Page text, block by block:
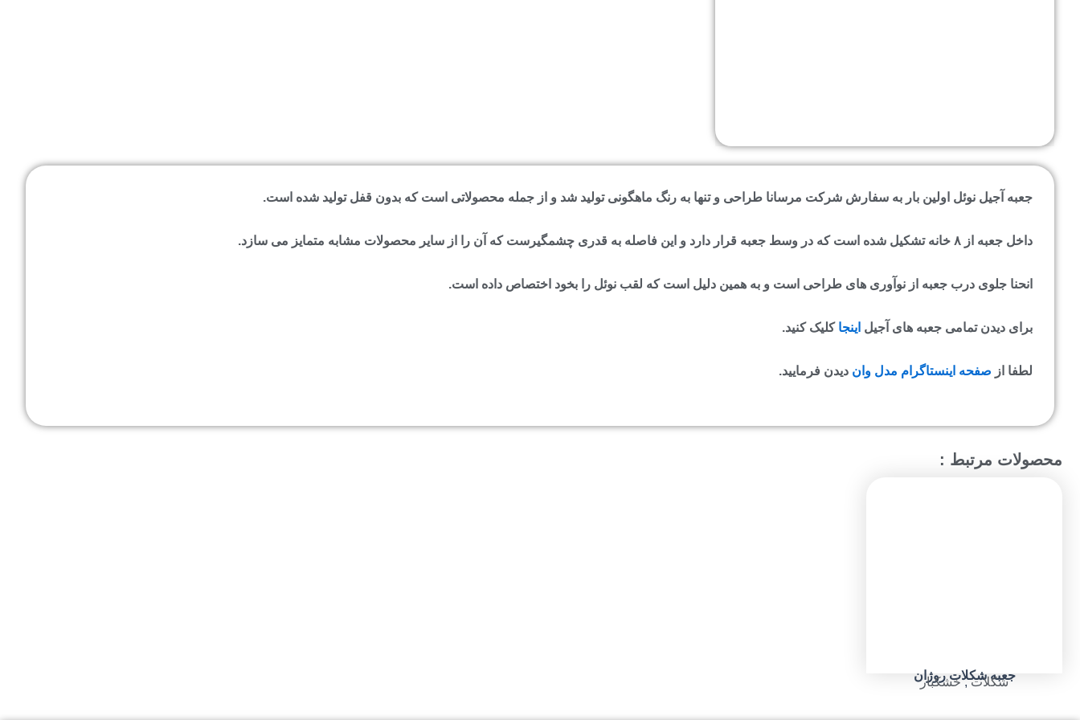
جعبه آجیل نوئل اولین بار به سفارش شرکت مرسانا طراحی و تنها به رنگ ماهگونی تولید شد و از جمله محصولاتی است که بدون قفل تولید شده است.
داخل جعبه از ۸ خانه تشکیل شده است که در وسط جعبه قرار دارد و این فاصله به قدری چشمگیرست که آن را از سایر محصولات مشابه متمایز می سازد.
انحنا جلوی درب جعبه از نوآوری های طراحی است و به همین دلیل است که لقب نوئل را بخود اختصاص داده است.
برای دیدن تمامی جعبه های آجیل اینجا کلیک کنید.
لطفا از صفحه اینستاگرام مدل وان دیدن فرمایید.
محصولات مرتبط :
جعبه شکلات روژان
شکلات, خشکبار